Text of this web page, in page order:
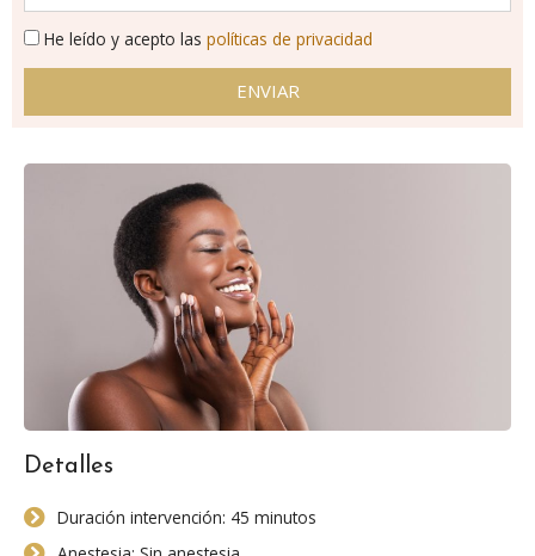
He leído y acepto las políticas de privacidad
ENVIAR
Detalles
Duración intervención: 45 minutos